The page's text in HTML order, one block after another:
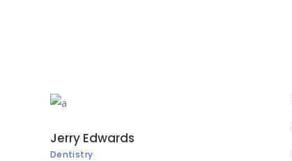
Jerry Edwards
Dentistry